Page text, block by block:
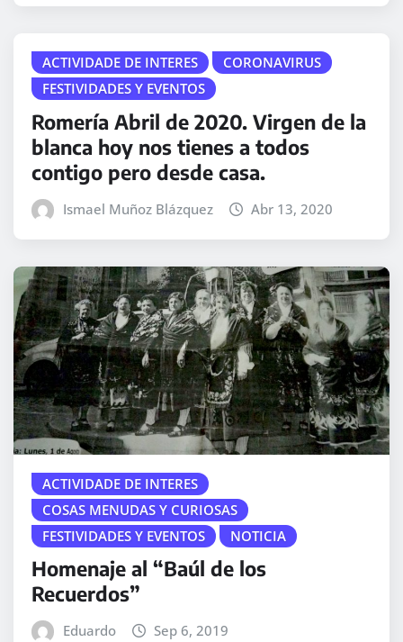
ACTIVIDADE DE INTERES
CORONAVIRUS
FESTIVIDADES Y EVENTOS
Romería Abril de 2020. Virgen de la
blanca hoy nos tienes a todos
contigo pero desde casa.
Ismael Muñoz Blázquez Abr 13, 2020
ACTIVIDADE DE INTERES
COSAS MENUDAS Y CURIOSAS
FESTIVIDADES Y EVENTOS
NOTICIA
Homenaje al “Baúl de los
Recuerdos”
Eduardo Sep 6, 2019